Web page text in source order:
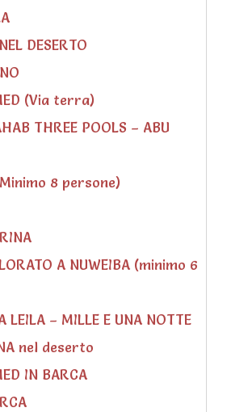
DESERTO
(Via terra)
THREE POOLS – ABU
8 persone)
A NUWEIBA (minimo 6
LEILA – MILLE E UNA NOTTE
nel deserto
IN BARCA